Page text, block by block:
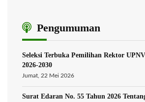
Pengumuman
Seleksi Terbuka Pemilihan Rektor
2026-2030
Jumat, 22 Mei 2026
Surat Edaran No. 55 Tahun 2026